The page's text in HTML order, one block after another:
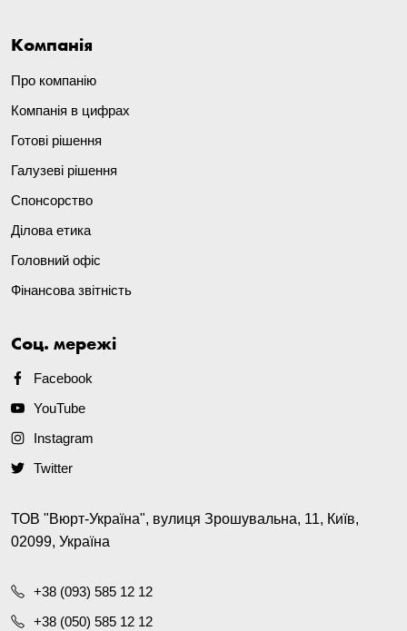
Компанія
Про компанію
Компанія в цифрах
Готові рішення
Галузеві рішення
Спонсорство
Ділова етика
Головний офіс
Фінансова звітність
Соц. мережі
Facebook
YouTube
Instagram
Twitter
ТОВ "Вюрт-Україна", вулиця Зрошувальна, 11, Київ,
02099, Україна
+38 (093) 585 12 12
+38 (050) 585 12 12